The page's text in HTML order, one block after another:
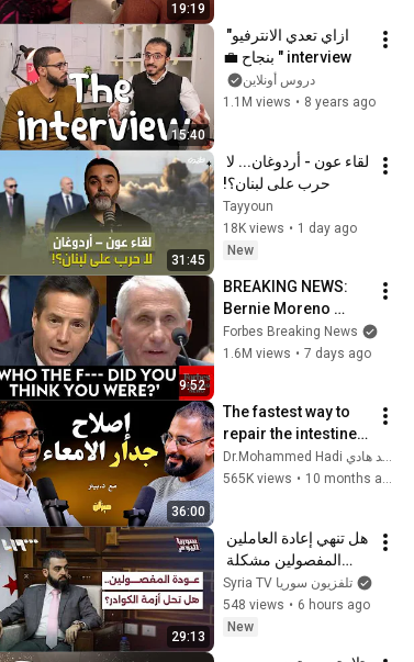
19:19
15:40
interview " بنجاح 💼
دروس أونلاين
1.1M views • 8 years ago
31:45
حرب على لبنان؟!
Tayyoun
18K views • 1 day ago
New
9:52
BREAKING NEWS:
Bernie Moreno
Goes Absolutely
Nuclear On Fauci In
Forbes Breaking News
1.6M views • 7 days ago
36:00
The fastest way to
repair the intestine
and colon wall in
just days | With Dr.
Dr.Mohammed Hadi د.محمد هادي
565K views • 10 months ago
29:13
الكوادر في الإدارة
المحلية؟ | سوريا اليوم
Syria TV تلفزيون سوريا
548 views • 6 hours ago
New